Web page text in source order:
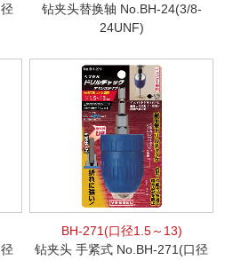
钻夹头替换轴 No.BH-24(3/8-
24UNF)
BH-271(口径1.5～13)
钻夹头 手紧式 No.BH-271(口径